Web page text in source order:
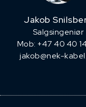
Jakob
​Salgsingeniør
Mob: +47 40 40
jakob@nek-